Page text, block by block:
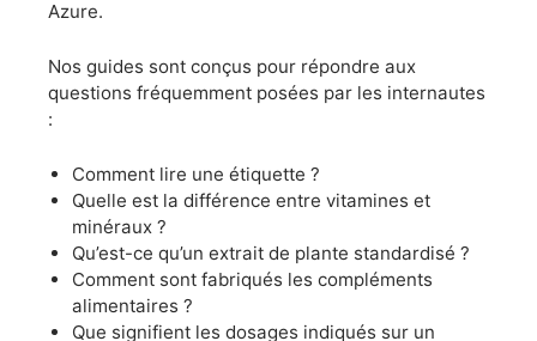
Azure.
Nos guides sont conçus pour répondre aux
questions fréquemment posées par les internautes
:
Comment lire une étiquette ?
Quelle est la différence entre vitamines et
minéraux ?
Qu’est-ce qu’un extrait de plante standardisé ?
Comment sont fabriqués les compléments
alimentaires ?
Que signifient les dosages indiqués sur un